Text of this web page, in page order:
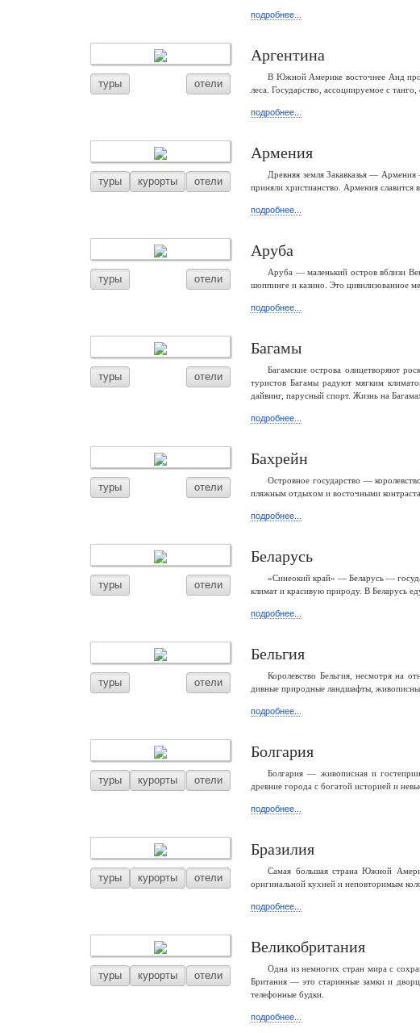
подробнее...
туры отели
Аргентина
В Южной Америке восточнее Анд
леса. Государство, ассоциируемое с
подробнее...
туры курорты отели
Армения
Древняя земля Закавказья —
приняли христианство. Армения
подробнее...
туры отели
Аруба
Аруба — маленький остров вблизи
шоппинге и казино. Это цивилизованное
подробнее...
туры отели
Багамы
Багамские острова олицетворяют
туристов Багамы радуют мягким
дайвинг, парусный спорт. Жизнь на
подробнее...
туры отели
Бахрейн
Островное государство —
пляжным отдыхом и восточными
подробнее...
туры отели
Беларусь
«Синеокий край» — Беларусь —
климат и красивую природу. В Беларусь
подробнее...
туры отели
Бельгия
Королевство Бельгия, несмотря на
дивные природные ландшафты, живописные
подробнее...
туры курорты отели
Болгария
Болгария — живописная и
древние города с богатой историей и
подробнее...
туры курорты отели
Бразилия
Самая большая страна Южной
оригинальной кухней и неповторимым
подробнее...
туры курорты отели
Великобритания
Одна из немногих стран мира с
Британия — это старинные замки и
телефонные будки.
подробнее...